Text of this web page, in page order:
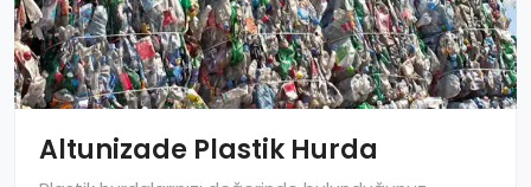
Altunizade Plastik Hurda